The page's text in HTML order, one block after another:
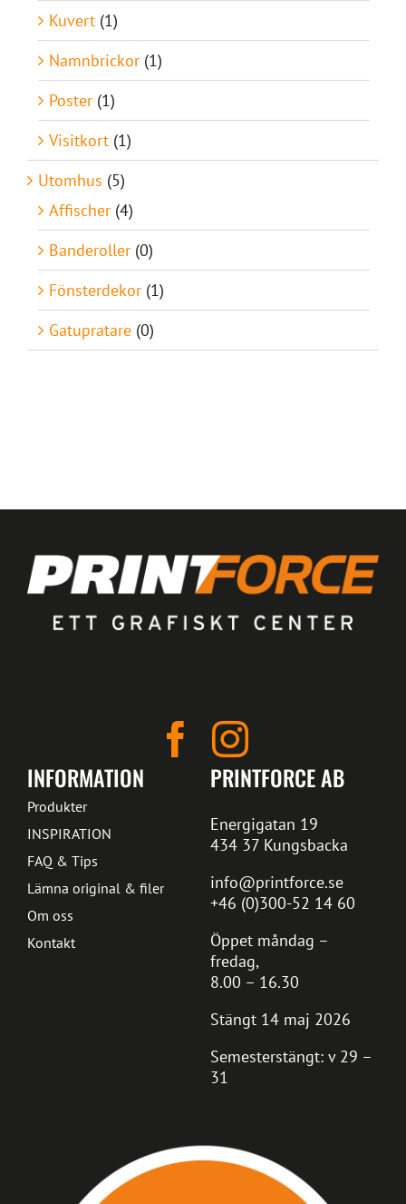
Kuvert (1)
Namnbrickor (1)
Poster (1)
Visitkort (1)
Utomhus (5)
Affischer (4)
Banderoller (0)
Fönsterdekor (1)
Gatupratare (0)
PRINTFORCE AB
Energigatan 19
434 37 Kungsbacka
info@printforce.se
+46 (0)300-52 14 60
Öppet måndag –
fredag,
8.00 – 16.30
Stängt 14 maj 2026
Semesterstängt: v 29 –
31
INFORMATION
Produkter
INSPIRATION
FAQ & Tips
Lämna original & filer
Om oss
Kontakt